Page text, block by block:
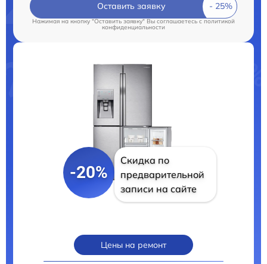
Оставить заявку
Нажимая на кнопку "Оставить заявку" Вы соглашаетесь c политикой
конфиденциальности
-20%
Скидка по
предварительной
записи на сайте
Цены на ремонт